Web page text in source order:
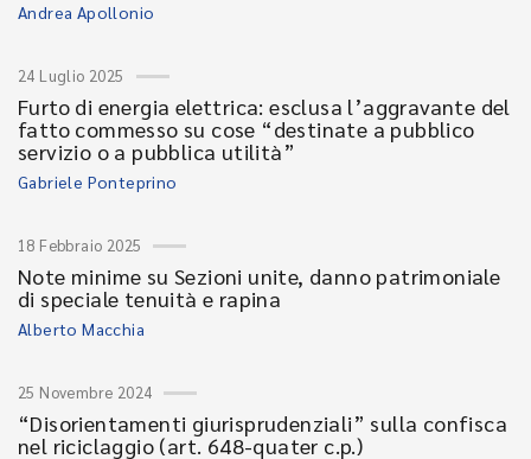
Andrea Apollonio
24 Luglio 2025
Furto di energia elettrica: esclusa l’aggravante del
fatto commesso su cose “destinate a pubblico
servizio o a pubblica utilità”
Gabriele Ponteprino
18 Febbraio 2025
Note minime su Sezioni unite, danno patrimoniale
di speciale tenuità e rapina
Alberto Macchia
25 Novembre 2024
“Disorientamenti giurisprudenziali” sulla confisca
nel riciclaggio (art. 648-quater c.p.)